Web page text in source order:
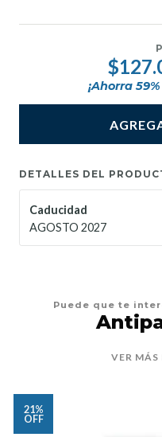
¡Ahorra 59
DETALLES DEL
Caducidad
AGOSTO 2027
Puede que te
VER MÁS
21%
OFF